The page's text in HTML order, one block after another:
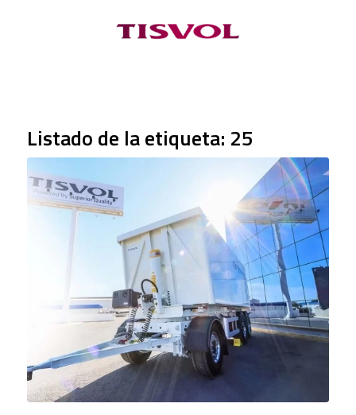
Listado de la etiqueta: 25